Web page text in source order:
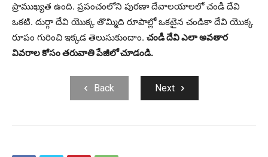
ప్రాముఖ్యత ఉంది. ప్రపంచంలోని పురణా దేవాలయాలలో చండీ దేవి
ఒకటి. దుర్గా దేవి యొక్క తొమ్మిది రూపాల్లో ఒకటైన చండికా దేవి యొక్క
రూపం గురించి ఇక్కడ తెలుసుకుందాం. చండీ దేవి ఎలా అవతార
వివరాల కోసం తరువాతి పేజీలో చూడండి.
Back Next